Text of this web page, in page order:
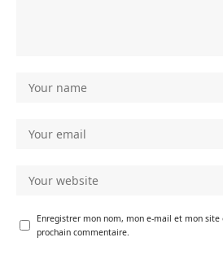
Enregistrer mon nom, mon e-mail et mon
prochain commentaire.